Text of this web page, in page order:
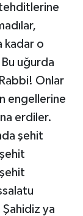
tehditlerine
kadar o
Bu uğurda
Onlar
engellerine
erdiler.
şehit
Şahidiz ya